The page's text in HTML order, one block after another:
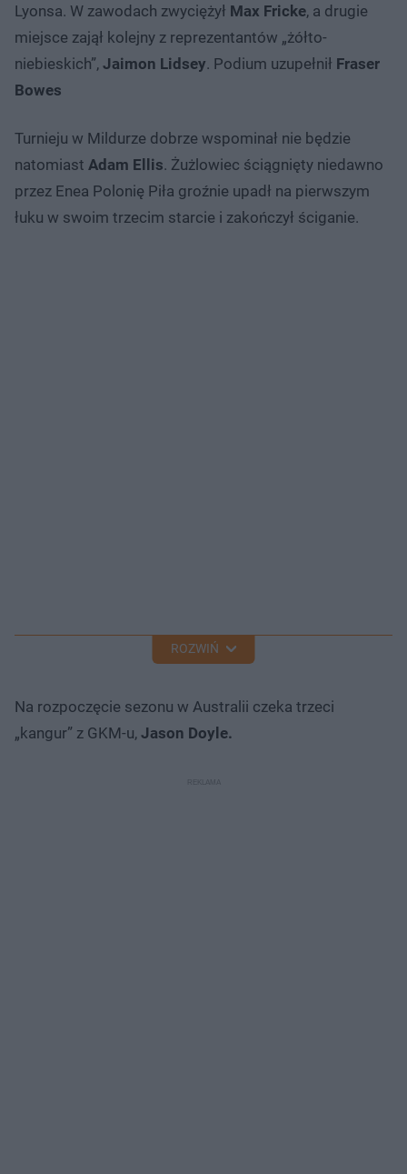
Lyonsa. W zawodach zwyciężył Max Fricke, a drugie
miejsce zajął kolejny z reprezentantów „żółto-
niebieskich”, Jaimon Lidsey. Podium uzupełnił Fraser
Bowes
Turnieju w Mildurze dobrze wspominał nie będzie
natomiast Adam Ellis. Żużlowiec ściągnięty niedawno
przez Enea Polonię Piła groźnie upadł na pierwszym
łuku w swoim trzecim starcie i zakończył ściganie.
ROZWIŃ
Na rozpoczęcie sezonu w Australii czeka trzeci
„kangur” z GKM-u, Jason Doyle.​